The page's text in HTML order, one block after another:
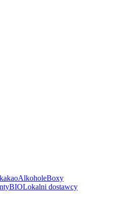
AlkoholeBoxy
BIOLokalni dostawcy